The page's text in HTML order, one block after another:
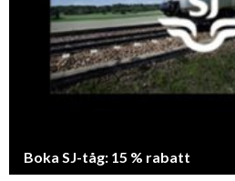
Boka SJ-tåg: 15 % rabatt